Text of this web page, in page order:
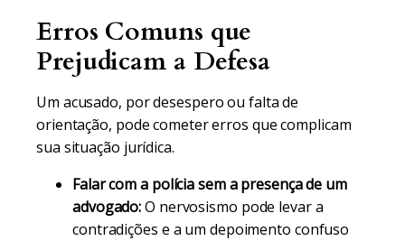
Erros Comuns que
Prejudicam a Defesa
Um acusado, por desespero ou falta de
orientação, pode cometer erros que complicam
sua situação jurídica.
Falar com a polícia sem a presença de um
advogado:O nervosismo pode levar a
contradições e a um depoimento confuso